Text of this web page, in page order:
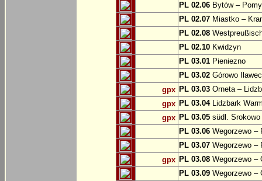
PL 02.06 Bytów –
PL 02.07 Miastko –
PL 02.08
PL 02.10 Kwidzyn
PL 03.01 Pieniezno
PL 03.02 Górowo
gpx PL 03.03 Orneta –
gpx PL 03.04Lidzbark
gpx PL 03.05 südl.
PL 03.06 Wegorzewo –
PL 03.07 Wegorzewo –
gpx PL 03.08 Wegorzewo –
PL 03.09 Wegorzewo –